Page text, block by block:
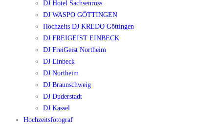
DJ Hotel Sachsenross
DJ WASPO GÖTTINGEN
Hochzeits DJ KREDO Göttingen
DJ FREIGEIST EINBECK
DJ FreiGeist Northeim
DJ Einbeck
DJ Northeim
DJ Braunschweig
DJ Duderstadt
DJ Kassel
Hochzeitsfotograf